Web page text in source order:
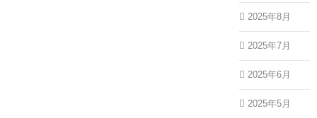
2025年8月
2025年7月
2025年6月
2025年5月